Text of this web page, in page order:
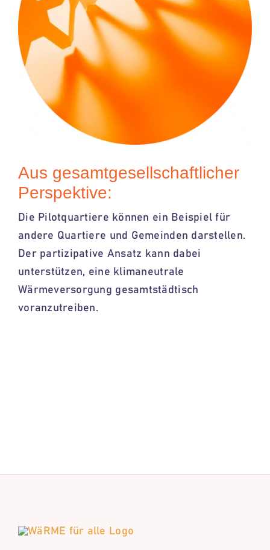
Aus gesamtgesellschaftlicher
Perspektive:
Die Pilotquartiere können ein Beispiel für
andere Quartiere und Gemeinden darstellen.
Der partizipative Ansatz kann dabei
unterstützen, eine klimaneutrale
Wärmeversorgung gesamtstädtisch
voranzutreiben.